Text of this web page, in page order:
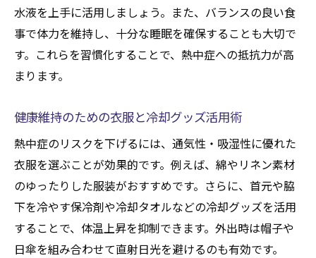
水液を上手に活用しましょう。また、バランスの良い食
事で体力を維持し、十分な睡眠を確保することも大切で
す。これらを習慣化することで、熱中症への抵抗力が高
まります。
健康維持のための衣服と冷却グッズ活用術
熱中症のリスクを下げるには、通気性・吸湿性に優れた
衣服を選ぶことが効果的です。例えば、綿やリネン素材
のゆったりした服装がおすすめです。さらに、首元や脇
下を冷やす保冷剤や冷却タオルなどの冷却グッズを活用
することで、体温上昇を抑制できます。外出時は帽子や
日傘を組み合わせて直射日光を避けるのも有効です。